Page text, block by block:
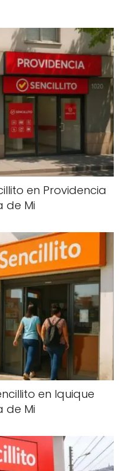
en Providencia
de Mi
en Iquique
de Mi